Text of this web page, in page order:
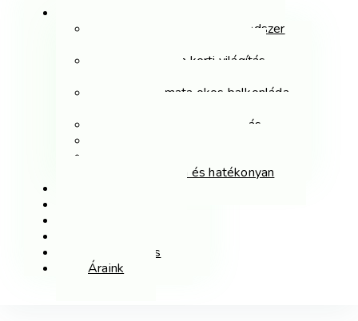
Automata öntözőrendszer
Prémium kerti világítás
Automata okos balkonláda
Zöldterület fenntartás
felujítása gyorsan és hatékonyan
Ajánlatkérés
Áraink